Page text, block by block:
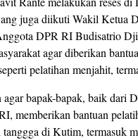
juga diikuti Wakil Ketua
DPR RI Budisatrio
agar diberikan
pelatihan menjahit,
agar bapak-bapak, baik dari
memberikan bantuan
di Kutim, termasuk